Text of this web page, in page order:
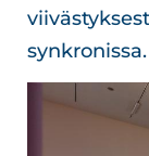
synkronissa.